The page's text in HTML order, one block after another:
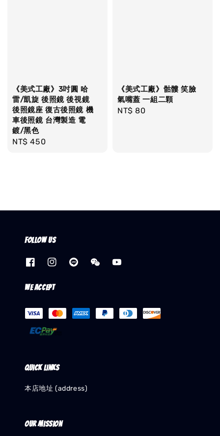
《美式工廠》3吋圓 哈
雷/凱旋 後照鏡 後視鏡
後照鏡座 復古後照鏡 機
車後照鏡 台灣製造 電
鍍/黑色
Regular
NT$ 450
《美式工廠》骷髏 笑臉
氣嘴蓋 一組二顆
Regular
NT$ 80
Follow us
We accept
Quick links
本店地址 (address)
Our mission